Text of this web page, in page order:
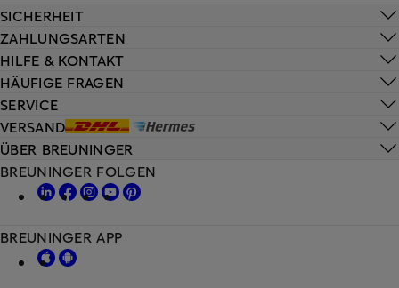
HILFE & KONTAKT
HÄUFIGE FRAGEN
SERVICE
VERSAND
SICHERHEIT
ZAHLUNGSARTEN
ÜBER BREUNINGER
BREUNINGER FOLGEN
BREUNINGER APP